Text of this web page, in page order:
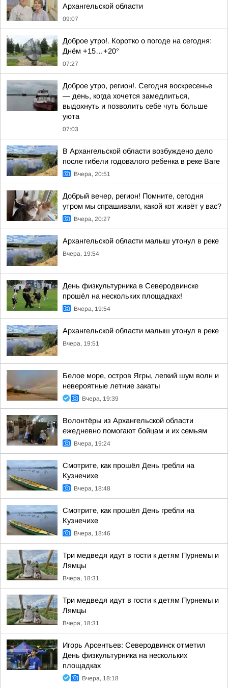
Архангельской области
09:07
Доброе утро!. Коротко о погоде на сегодня:
Днём +15…+20°
07:27
Доброе утро, регион!. Сегодня воскресенье
— день, когда хочется замедлиться,
выдохнуть и позволить себе чуть больше
уюта
07:03
В Архангельской области возбуждено дело
после гибели годовалого ребенка в реке Ваге
Вчера, 20:51
Добрый вечер, регион! Помните, сегодня
утром мы спрашивали, какой кот живёт у вас?
Вчера, 20:27
Архангельской области малыш утонул в реке
Вчера, 19:54
День физкультурника в Северодвинске
прошёл на нескольких площадках!
Вчера, 19:54
Архангельской области малыш утонул в реке
Вчера, 19:51
Белое море, остров Ягры, легкий шум волн и
невероятные летние закаты
Вчера, 19:39
Волонтёры из Архангельской области
ежедневно помогают бойцам и их семьям
Вчера, 19:24
Смотрите, как прошёл День гребли на
Кузнечихе
Вчера, 18:48
Смотрите, как прошёл День гребли на
Кузнечихе
Вчера, 18:46
Три медведя идут в гости к детям Пурнемы и
Лямцы
Вчера, 18:31
Три медведя идут в гости к детям Пурнемы и
Лямцы
Вчера, 18:31
Игорь Арсентьев: Северодвинск отметил
День физкультурника на нескольких
площадках
Вчера, 18:18